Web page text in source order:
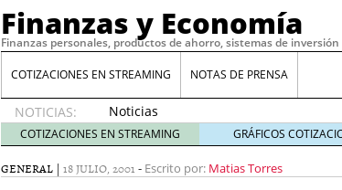
Finanzas y Economía
Finanzas personales, productos de ahorro, sistemas de inversión
COTIZACIONES EN STREAMING NOTAS DE PRENSA
NOTICIAS:
Noticias
de XRP
por qué
las
COTIZACIONES EN STREAMING GRÁFICOS
GENERAL | 18 JULIO, 2001 - Escrito por: Matias Torres